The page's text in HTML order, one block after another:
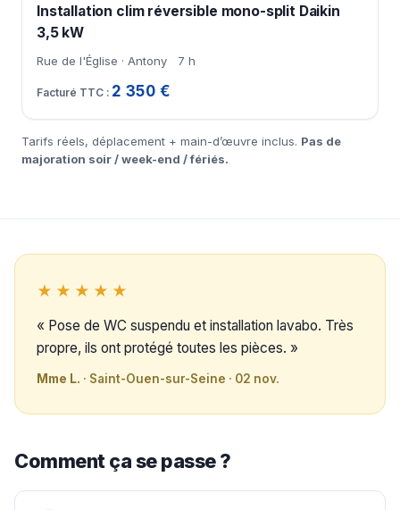
Installation clim réversible mono-split Daikin
3,5 kW
Rue de l'Église · Antony 7 h
2 350 €
Tarifs réels, déplacement + main-d’œuvre inclus. Pas de
majoration soir / week-end / fériés.
★★★★★
« Pose de WC suspendu et installation lavabo. Très
propre, ils ont protégé toutes les pièces. »
Mme L. · Saint-Ouen-sur-Seine · 02 nov.
Comment ça se passe ?